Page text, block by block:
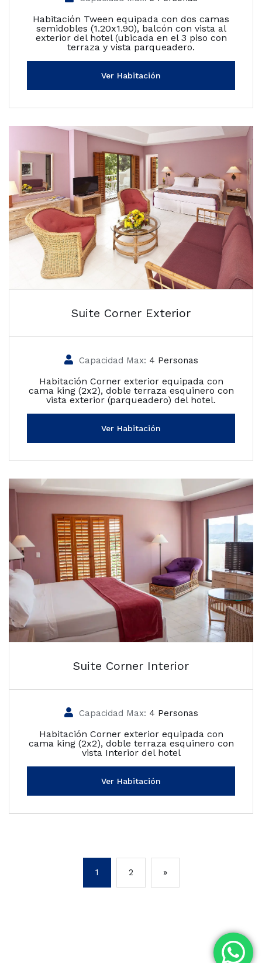
Habitación Tween equipada con dos camas
semidobles (1.20x1.90), balcón con vista al
exterior del hotel (ubicada en el 3 piso con
terraza y vista parqueadero.
Ver Habitación
Suite Corner Exterior
Capacidad Max: 4 Personas
Habitación Corner exterior equipada con
cama king (2x2), doble terraza esquinero con
vista exterior (parqueadero) del hotel.
Ver Habitación
Suite Corner Interior
Capacidad Max: 4 Personas
Habitación Corner exterior equipada con
cama king (2x2), doble terraza esquinero con
vista Interior del hotel
Ver Habitación
1 2 »